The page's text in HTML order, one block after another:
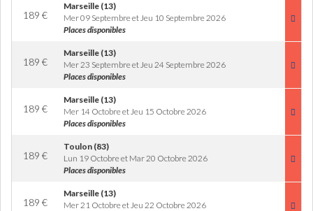
189 €
Marseille (13)
Mer 09 Septembre et Jeu 10 Septembre 2026
Places disponibles
189 €
Marseille (13)
Mer 23 Septembre et Jeu 24 Septembre 2026
Places disponibles
189 €
Marseille (13)
Mer 14 Octobre et Jeu 15 Octobre 2026
Places disponibles
189 €
Toulon (83)
Lun 19 Octobre et Mar 20 Octobre 2026
Places disponibles
189 €
Marseille (13)
Mer 21 Octobre et Jeu 22 Octobre 2026